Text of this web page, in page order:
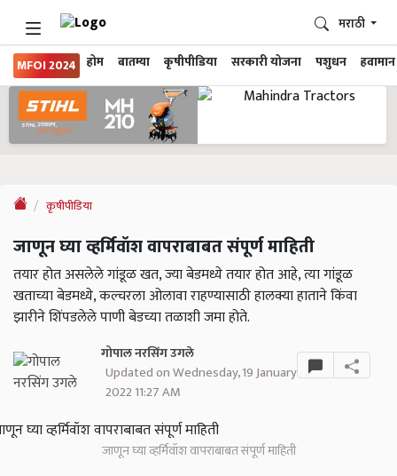
MFOI 2024 होम बातम्या कृषीपीडिया सरकारी योजना पशुधन हवामान
मराठी
कृषीपीडिया
जाणून घ्या व्हर्मिवॉश वापराबाबत संपूर्ण माहिती
तयार होत असलेले गांडूळ खत, ज्या बेडमध्ये तयार होत आहे, त्या गांडूळ
खताच्या बेडमध्ये, कल्चरला ओलावा राहण्यासाठी हालक्या हाताने किंवा
झारीने शिंपडलेले पाणी बेडच्या तळाशी जमा होते.
गोपाल नरसिंग उगले
Updated on Wednesday, 19 January
2022 11:27 AM
जाणून घ्या व्हर्मिवॉश वापराबाबत संपूर्ण माहिती